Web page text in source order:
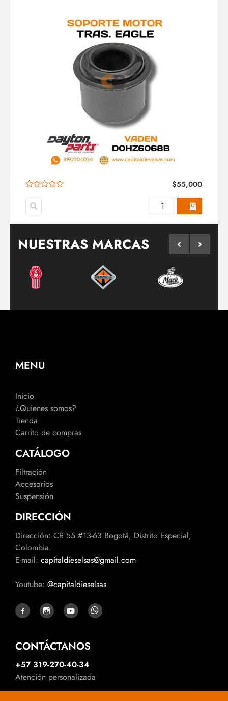
$55,000
NUESTRAS MARCAS
MENU
Inicio
¿Quienes somos?
Tienda
Carrito de compras
CATÁLOGO
Filtración
Accesorios
Suspensión
DIRECCIÓN
Dirección: CR 55 #13-63 Bogotá, Distrito Especial,
Colombia.
E-mail: capitaldieselsas@gmail.com
Youtube: @capitaldieselsas
CONTÁCTANOS
+57 319-270-40-34
Atención personalizada